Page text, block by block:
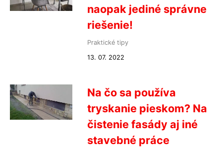
naopak jediné správne
riešenie!
Praktické tipy
13. 07. 2022
Na čo sa používa
tryskanie pieskom? Na
čistenie fasády aj iné
stavebné práce